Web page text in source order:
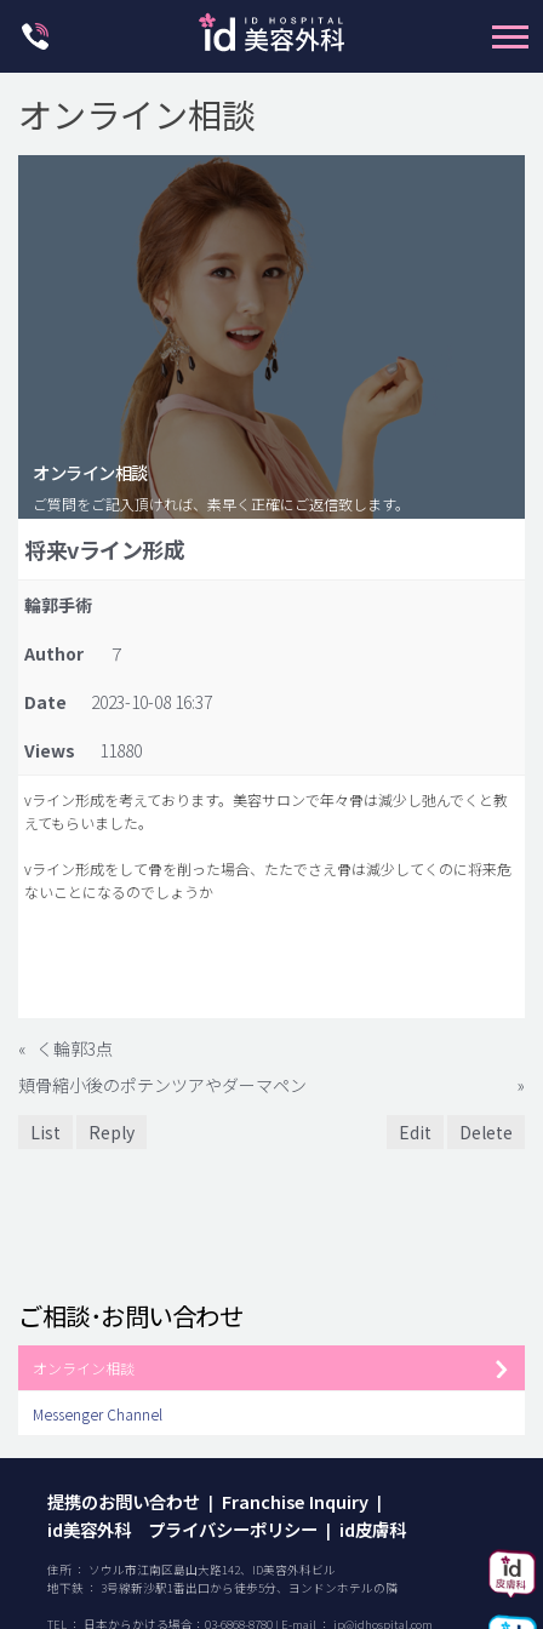
脂肪注入(アンチエイジング)
豊胸手術・バストアップ
プチ整形
idリアルストーリー
idニュース
病院紹介
安全整形
料金一覧
ご相談のお問い合わせ
オンライン相談
オンライン相談
ご質問をご記入頂ければ、素早く正確にご返信致します。
将来vライン形成
輪郭手術
Author
７
Date
2023-10-08 16:37
Views
11880
vライン形成を考えております。美容サロンで年々骨は減少し弛んでくと教
えてもらいました。
vライン形成をして骨を削った場合、たたでさえ骨は減少してくのに将来危
ないことになるのでしょうか
« く輪郭3点
頬骨縮小後のポテンツアやダーマペン
»
List
Reply Edit Delete
ご相談･お問い合わせ
オンライン相談
Messenger Channel
提携のお問い合わせ | Franchise Inquiry |
id美容外科 プライバシーポリシー | id皮膚科
住所 ： ソウル市江南区島山大路142、ID美容外科ビル
地下鉄 ： 3号線新沙駅1番出口から徒歩5分、ヨンドンホテルの隣
TEL ： 日本からかける場合： 03-6868-8780 | E-mail ： jp@idhospital.com